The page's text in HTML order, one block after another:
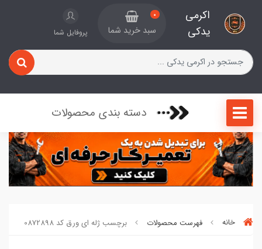
اکرمی
یدکی
0
سبد خرید شما پروفایل شما
دسته بندی محصولات
خانه فهرست محصولات برچسب ژله ای ورق کد 0872898